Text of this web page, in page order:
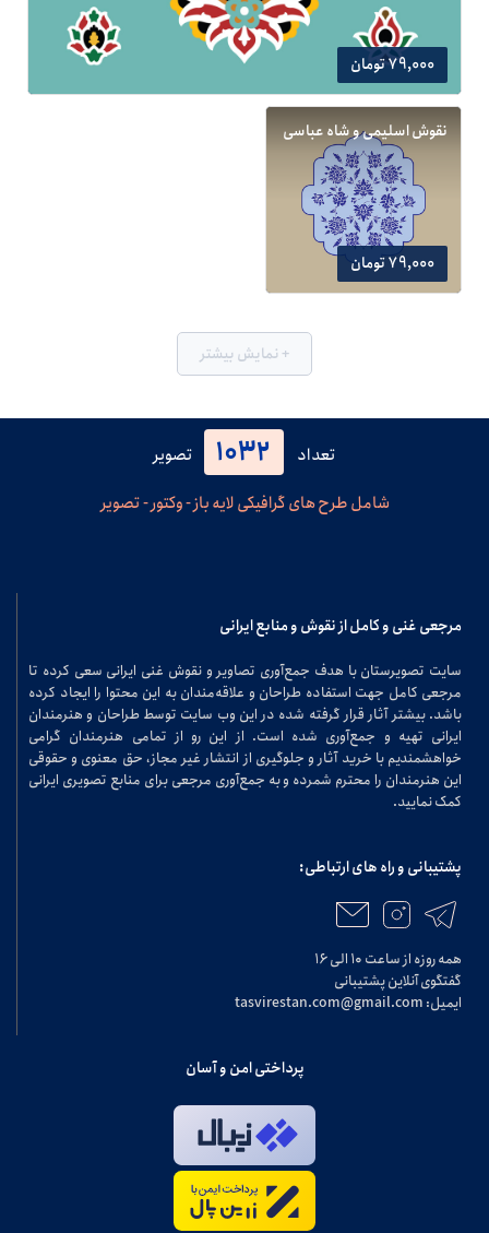
79,000 تومان
نقوش اسلیمی و شاه عباسی
79,000 تومان
+ نمایش بیشتر
تعداد 1032
تصویر
شامل طرح های گرافیکی لایه باز - وکتور - تصویر
مرجعی غنی و کامل از نقوش و منابع ایرانی
سایت تصویرستان با هدف جمع‌آوری تصاویر و نقوش غنی ایرانی سعی کرده تا
مرجعی کامل جهت استفاده طراحان و علاقه‌مندان به این محتوا را ایجاد کرده
باشد. بیشتر آثار قرار گرفته شده در این وب سایت توسط طراحان و هنرمندان
ایرانی تهیه و جمع‌آوری شده است. از این رو از تمامی هنرمندان گرامی
خواهشمندیم با خرید آثار و جلوگیری از انتشار غیر مجاز، حق معنوی و حقوقی
این هنرمندان را محترم شمرده و به جمع‌آوری مرجعی برای منابع تصویری ایرانی
کمک نمایید.
پشتیبانی و راه های ارتباطی:
همه روزه از ساعت ۱۰ الی ۱۶
گفتگوی آنلاین پشتیبانی
ایمیل: tasvirestan.com@gmail.com
پرداختی امن و آسان